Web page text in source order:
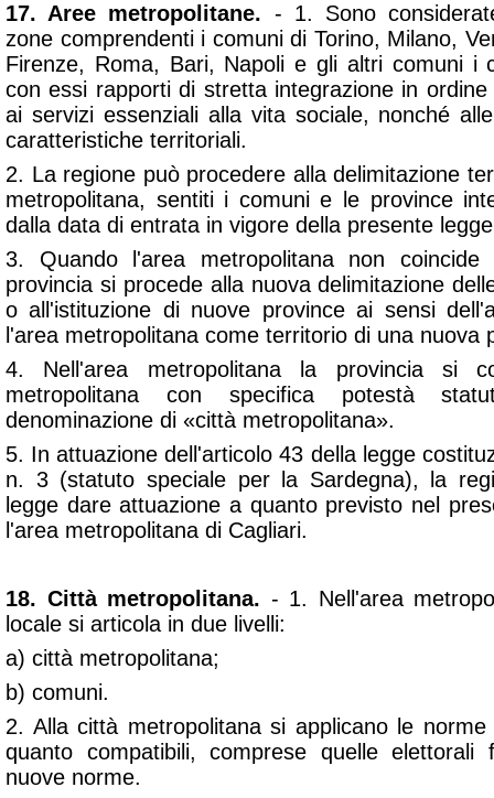
17. Aree metropolitane. - 1. Sono
zone comprendenti i comuni di Torino, Milano,
Firenze, Roma, Bari, Napoli e gli altri comuni i
con essi rapporti di stretta integrazione in
ai servizi essenziali alla vita sociale, nonché
caratteristiche territoriali.
2. La regione può procedere alla delimitazione
metropolitana, sentiti i comuni e le province
dalla data di entrata in vigore della presente
3. Quando l'area metropolitana non
provincia si procede alla nuova delimitazione
o all'istituzione di nuove province ai sensi
l'area metropolitana come territorio di una nuova
4. Nell'area metropolitana la provincia si
metropolitana con specifica potestà
denominazione di «città metropolitana».
5. In attuazione dell'articolo 43 della legge
n. 3 (statuto speciale per la Sardegna), la
legge dare attuazione a quanto previsto nel
l'area metropolitana di Cagliari.
18. Città metropolitana. - 1. Nell'area
locale si articola in due livelli:
a) città metropolitana;
b) comuni.
2. Alla città metropolitana si applicano le
quanto compatibili, comprese quelle elettorali
nuove norme.